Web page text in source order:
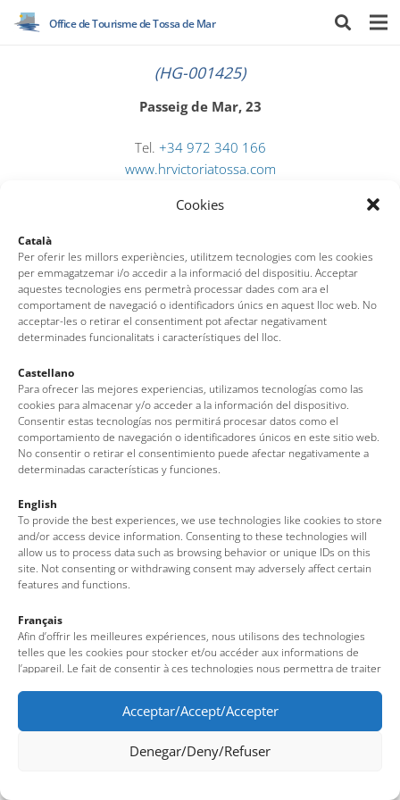
Cookies
Català
Per oferir les millors experiències, utilitzem tecnologies com les cookies
per emmagatzemar i/o accedir a la informació del dispositiu. Acceptar
aquestes tecnologies ens permetrà processar dades com ara el
comportament de navegació o identificadors únics en aquest lloc web. No
acceptar-les o retirar el consentiment pot afectar negativament
determinades funcionalitats i característiques del lloc.
Castellano
Para ofrecer las mejores experiencias, utilizamos tecnologías como las
cookies para almacenar y/o acceder a la información del dispositivo.
Consentir estas tecnologías nos permitirá procesar datos como el
comportamiento de navegación o identificadores únicos en este sitio web.
No consentir o retirar el consentimiento puede afectar negativamente a
determinadas características y funciones.
English
To provide the best experiences, we use technologies like cookies to store
and/or access device information. Consenting to these technologies will
allow us to process data such as browsing behavior or unique IDs on this
site. Not consenting or withdrawing consent may adversely affect certain
features and functions.
Français
Afin d’offrir les meilleures expériences, nous utilisons des technologies
telles que les cookies pour stocker et/ou accéder aux informations de
l’appareil. Le fait de consentir à ces technologies nous permettra de traiter
uniques sur ce site. Le fait de ne pas consentir ou de retirer son
consentement peut avoir un effet négatif sur certaines fonctionnalités et
caractéristiques du site.
Acceptar/Accept/Accepter
Denegar/Deny/Refuser
Office de Tourisme de Tossa de Mar
(HG-001425)
Passeig de Mar, 23
Tel. +34 972 340 166
www.hrvictoriatossa.com
Av. del Pelegrí, 25 – Edifici La Nau · 17320 – Tossa de Mar
(Girona – Costa Brava)
Tel: + 00 34 972 340 108 · Mail: info@visittossa.com
Infos légales·Politique de cookies Protection des données